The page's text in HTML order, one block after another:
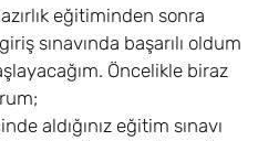
eğitiminden sonra
sınavında başarılı oldum
Öncelikle biraz
aldığınız eğitim sınavı